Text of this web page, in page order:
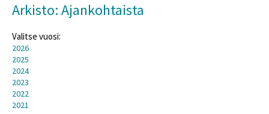
Arkisto: Ajankohtaista
Valitse vuosi:
2026
2025
2024
2023
2022
2021